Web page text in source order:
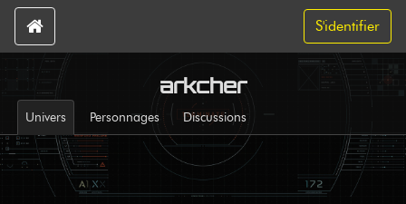
S'identifier
arkcher
Univers Personnages Discussions